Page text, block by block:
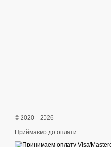
© 2020—2026
Приймаємо до оплати